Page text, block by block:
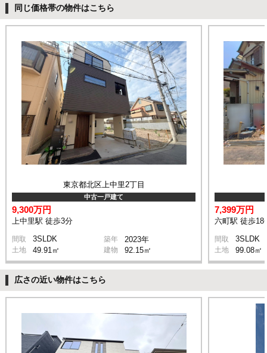
同じ価格帯の物件はこちら
東京都北区上中里2丁目
中古一戸建て
9,300万円
上中里駅 徒歩3分
間取 3SLDK 築年 2023年
土地 49.91㎡ 建物 92.15㎡
7,399万円
六町駅 徒歩18
間取 3SLDK
土地 99.08㎡
広さの近い物件はこちら